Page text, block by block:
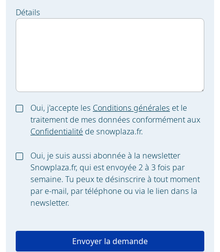
Détails
Oui, j'accepte les Conditions générales et le
traitement de mes données conformément aux
Confidentialité de snowplaza.fr.
Oui, je suis aussi abonnée à la newsletter
Snowplaza.fr, qui est envoyée 2 à 3 fois par
semaine. Tu peux te désinscrire à tout moment
par e-mail, par téléphone ou via le lien dans la
newsletter.
Envoyer la demande